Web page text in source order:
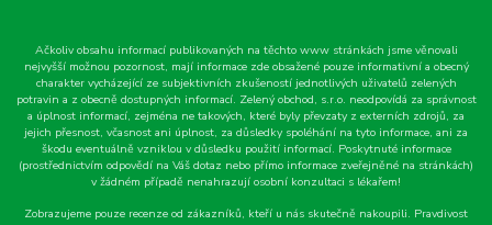
Ačkoliv obsahu informací publikovaných na těchto www stránkách jsme věnovali
nejvyšší možnou pozornost, mají informace zde obsažené pouze informativní a obecný
charakter vycházející ze subjektivních zkušeností jednotlivých uživatelů zelených
potravin a z obecně dostupných informací. Zelený obchod, s.r.o. neodpovídá za správnost
a úplnost informací, zejména ne takových, které byly převzaty z externích zdrojů, za
jejich přesnost, včasnost ani úplnost, za důsledky spoléhání na tyto informace, ani za
škodu eventuálně vzniklou v důsledku použití informací. Poskytnuté informace
(prostřednictvím odpovědí na Váš dotaz nebo přímo informace zveřejněné na stránkách)
v žádném případě nenahrazují osobní konzultaci s lékařem!
Zobrazujeme pouze recenze od zákazníků, kteří u nás skutečně nakoupili. Pravdivost